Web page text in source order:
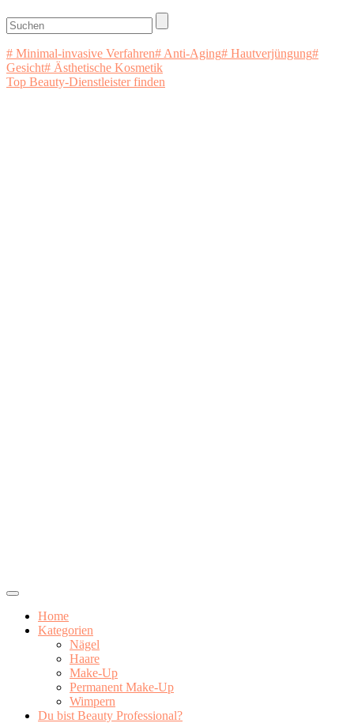
# Minimal-invasive Verfahren# Anti-Aging# Hautverjüngung#
Gesicht# Ästhetische Kosmetik
Top Beauty-Dienstleister finden
Home
Kategorien
Nägel
Haare
Make-Up
Permanent Make-Up
Wimpern
Du bist Beauty Professional?